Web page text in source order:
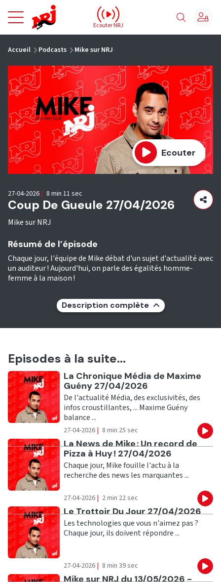
NRJ - Accueil
Ecouter NRJ
Accueil Podcasts Mike sur NRJ
Ecouter
Coup De Gueule 27/04/2026
Mike sur NRJ
27-04-2026 | 8 min 11 sec
Résumé de l’épisode
Chaque jour, l'équipe de Mike débat d'un sujet d'actualité avec
un auditeur ! Aujourd'hui, on parle des égalités homme-
femme à la maison !
Description complète
Episodes à la suite...
Ecouter
La Chronique Média de Maxime
Guény 27/04/2026
De l'actualité Média, des exclusivités, des
infos croustillantes, ... Maxime Guény
balance ...
27-04-2026 | 8 min 25 sec
Ecouter
La News de Mike : Un record de
Pizza à Huy ! 27/04/2026
Chaque jour, Mike fouille l'actu à la
recherche des news les marquantes ...
27-04-2026 | 2 min 22 sec
Ecouter
Le Trottoir Du Jour 27/04/2026
Les technologies que vous n'aimez pas ?
Chaque jour, ils doivent répondre ...
27-04-2026 | 8 min 39 sec
Ecouter
Mike sur NRJ du 13/05/2026 -